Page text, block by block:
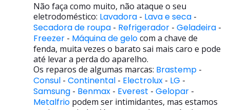
Não faça como muito, não ataque o seu
eletrodoméstico: Lavadora - Lava e seca -
Secadora de roupa - Refrigerador - Geladeira -
Freezer - Máquina de gelocom a chave de
fenda, muita vezes o barato sai mais caro e pode
até levar a perda do aparelho.
Os reparos de algumas marcas: Brastemp -
Consul - Continental - Electrolux - LG -
Samsung - Benmax - Everest - Gelopar -
Metalfrio podem ser intimidantes, mas estamos